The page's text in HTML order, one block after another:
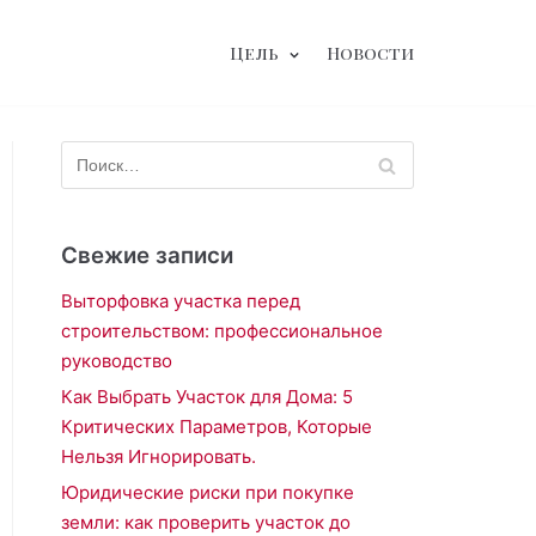
Цель Новости
Свежие записи
Выторфовка участка перед
строительством: профессиональное
руководство
Как Выбрать Участок для Дома: 5
Критических Параметров, Которые
Нельзя Игнорировать.
Юридические риски при покупке
земли: как проверить участок до